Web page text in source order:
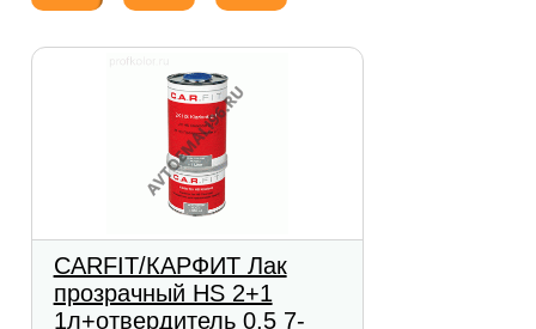
CARFIT/КАРФИТ Лак
прозрачный HS 2+1
1л+отвердитель 0,5 7-